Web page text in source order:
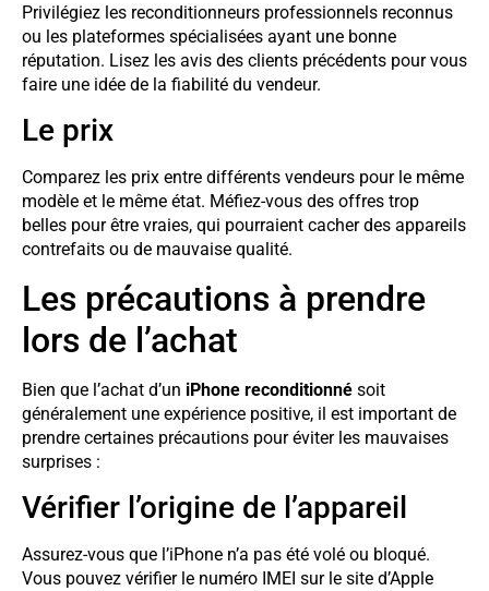
Privilégiez les reconditionneurs professionnels reconnus
ou les plateformes spécialisées ayant une bonne
réputation. Lisez les avis des clients précédents pour vous
faire une idée de la fiabilité du vendeur.
Le prix
Comparez les prix entre différents vendeurs pour le même
modèle et le même état. Méfiez-vous des offres trop
belles pour être vraies, qui pourraient cacher des appareils
contrefaits ou de mauvaise qualité.
Les précautions à prendre
lors de l’achat
Bien que l’achat d’un iPhone reconditionné soit
généralement une expérience positive, il est important de
prendre certaines précautions pour éviter les mauvaises
surprises :
Vérifier l’origine de l’appareil
Assurez-vous que l’iPhone n’a pas été volé ou bloqué.
Vous pouvez vérifier le numéro IMEI sur le site d’Apple